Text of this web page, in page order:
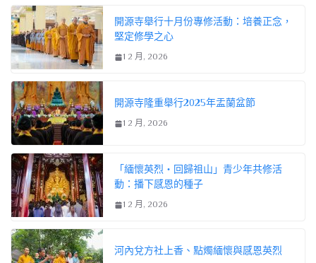
開源寺舉行十月份專修活動：培養正念，
堅定修學之心
1 2 月, 2026
開源寺隆重舉行2025年盂蘭盆節
1 2 月, 2026
「緬懷英烈・回歸祖山」青少年共修活
動：播下感恩的種子
1 2 月, 2026
河內兌方社上香、點燭緬懷與感恩英烈